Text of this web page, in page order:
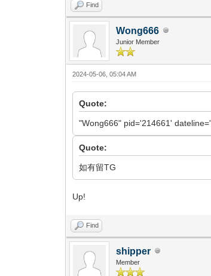
Find
Wong666
Junior Member
2024-05-06, 05:04 AM
Quote:
"Wong666" pid='214661' dateline='
Quote:
如有留TG
Up!
Find
shipper
Member